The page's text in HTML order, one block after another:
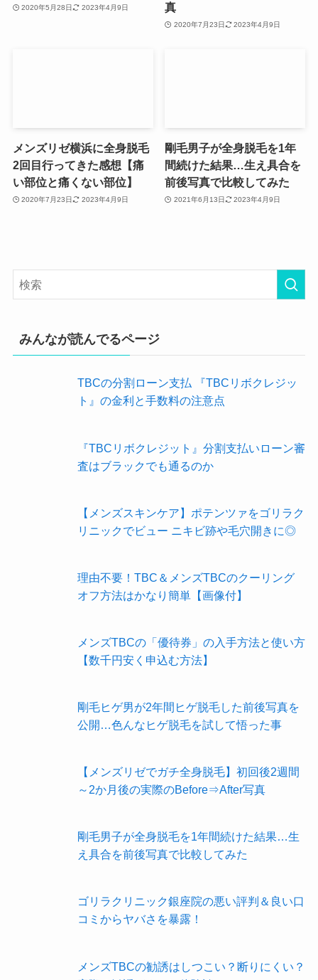
2020年5月28日 2023年4月9日
真
2020年7月23日 2023年4月9日
メンズリゼ横浜に全身脱毛
2回目行ってきた感想【痛
い部位と痛くない部位】
2020年7月23日 2023年4月9日
剛毛男子が全身脱毛を1年
間続けた結果…生え具合を
前後写真で比較してみた
2021年6月13日 2023年4月9日
みんなが読んでるページ
TBCの分割ローン支払 『TBCリボクレジッ
ト』の金利と手数料の注意点
『TBCリボクレジット』分割支払いローン審
査はブラックでも通るのか
【メンズスキンケア】ポテンツァをゴリラク
リニックでビュー ニキビ跡や毛穴開きに◎
理由不要！TBC＆メンズTBCのクーリング
オフ方法はかなり簡単【画像付】
メンズTBCの「優待券」の入手方法と使い方
【数千円安く申込む方法】
剛毛ヒゲ男が2年間ヒゲ脱毛した前後写真を
公開…色んなヒゲ脱毛を試して悟った事
【メンズリゼでガチ全身脱毛】初回後2週間
～2か月後の実際のBefore⇒After写真
剛毛男子が全身脱毛を1年間続けた結果…生
え具合を前後写真で比較してみた
ゴリラクリニック銀座院の悪い評判＆良い口
コミからヤバさを暴露！
メンズTBCの勧誘はしつこい？断りにくい？